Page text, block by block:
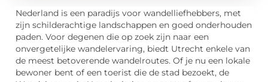
Nederland is een paradijs voor wandelliefhebbers, met
zijn schilderachtige landschappen en goed onderhouden
paden. Voor degenen die op zoek zijn naar een
onvergetelijke wandelervaring, biedt Utrecht enkele van
de meest betoverende wandelroutes. Of je nu een lokale
bewoner bent of een toerist die de stad bezoekt, de